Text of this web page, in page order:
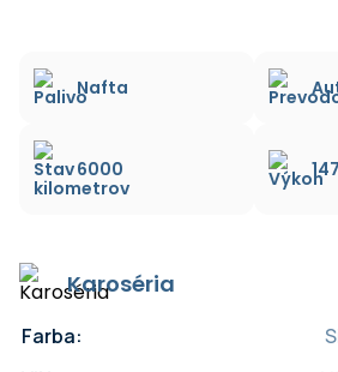
Nafta
6000 147
Karoséria
Farba: